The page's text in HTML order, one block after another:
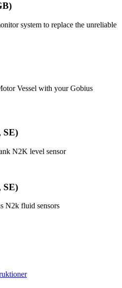
system to replace the unreliable
Vessel with your Gobius
SE)
N2K level sensor
SE)
N2k fluid sensors